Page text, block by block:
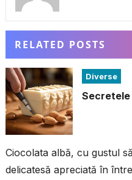
RELATED POSTS
Diverse
Ciocolata albă, cu gustul
delicatesă apreciată în